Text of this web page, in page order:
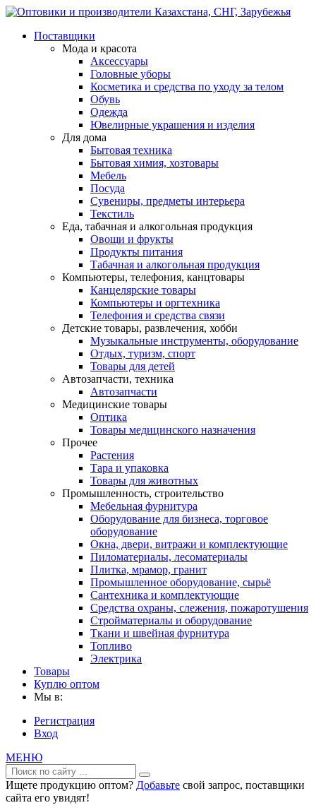
Поставщики
Мода и красота
Аксессуары
Головные уборы
Косметика и средства по уходу за телом
Обувь
Одежда
Ювелирные украшения и изделия
Для дома
Бытовая техника
Бытовая химия, хозтовары
Мебель
Посуда
Сувениры, предметы интерьера
Текстиль
Еда, табачная и алкогольная продукция
Овощи и фрукты
Продукты питания
Табачная и алкогольная продукция
Компьютеры, телефония, канцтовары
Канцелярские товары
Компьютеры и оргтехника
Телефония и средства связи
Детские товары, развлечения, хобби
Музыкальные инструменты, оборудование
Отдых, туризм, спорт
Товары для детей
Автозапчасти, техника
Автозапчасти
Медицинские товары
Оптика
Товары медицинского назначения
Прочее
Растения
Тара и упаковка
Товары для животных
Промышленность, строительство
Мебельная фурнитура
Оборудование для бизнеса, торговое
оборудование
Окна, двери, витражи и комплектующие
Пиломатериалы, лесоматериалы
Плитка, мрамор, гранит
Промышленное оборудование, сырьё
Сантехника и комплектующие
Средства охраны, слежения, пожаротушения
Стройматериалы и оборудование
Ткани и швейная фурнитура
Топливо
Электрика
Товары
Куплю оптом
Мы в:
Регистрация
Вход
МЕНЮ
Ищете продукцию оптом? Добавьте свой запрос, поставщики
сайта его увидят!